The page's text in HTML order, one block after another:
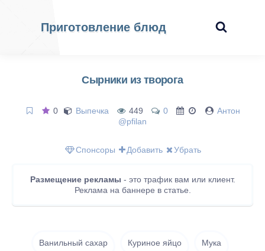
Приготовление блюд
Сырники из творога
0 Выпечка 449 0
Антон
@pfilan
Спонсоры Добавить Убрать
Размещение рекламы - это трафик вам или клиент.
Реклама на баннере в статье.
Ванильный сахар Куриное яйцо Мука